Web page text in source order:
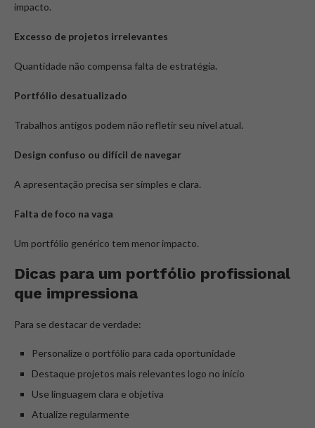
impacto.
Excesso de projetos irrelevantes
Quantidade não compensa falta de estratégia.
Portfólio desatualizado
Trabalhos antigos podem não refletir seu nível atual.
Design confuso ou difícil de navegar
A apresentação precisa ser simples e clara.
Falta de foco na vaga
Um portfólio genérico tem menor impacto.
Dicas para um portfólio profissional
que impressiona
Para se destacar de verdade:
Personalize o portfólio para cada oportunidade
Destaque projetos mais relevantes logo no início
Use linguagem clara e objetiva
Atualize regularmente